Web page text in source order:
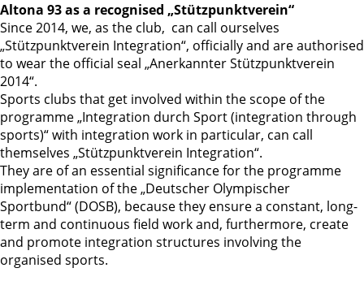
Altona 93 as a recognised „Stützpunktverein“
Since 2014, we, as the club, can call ourselves
„Stützpunktverein Integration“, officially and are authorised
to wear the official seal „Anerkannter Stützpunktverein
2014“.
Sports clubs that get involved within the scope of the
programme „Integration durch Sport (integration through
sports)“ with integration work in particular, can call
themselves „Stützpunktverein Integration“.
They are of an essential significance for the programme
implementation of the „Deutscher Olympischer
Sportbund“ (DOSB), because they ensure a constant, long-
term and continuous field work and, furthermore, create
and promote integration structures involving the
organised sports.